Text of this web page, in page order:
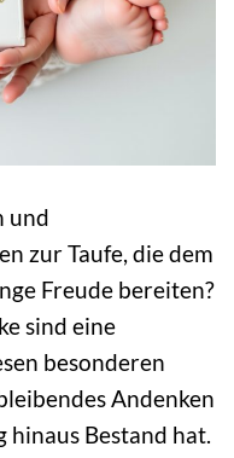
und
zur Taufe, die dem
Freude bereiten?
sind eine
besonderen
Andenken
hinaus Bestand hat.